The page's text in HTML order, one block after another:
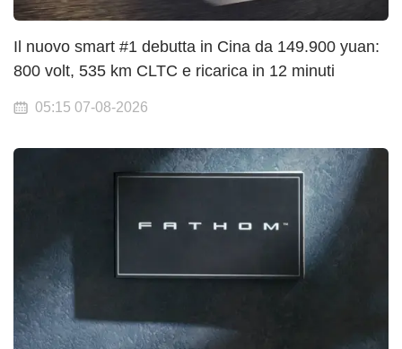
Il nuovo smart #1 debutta in Cina da 149.900 yuan:
800 volt, 535 km CLTC e ricarica in 12 minuti
05:15 07-08-2026